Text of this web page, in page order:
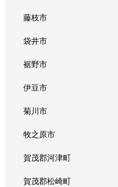
藤枝市
袋井市
裾野市
伊豆市
菊川市
牧之原市
賀茂郡河津町
賀茂郡松崎町